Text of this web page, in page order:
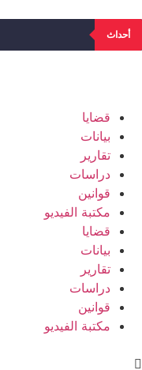
أحداث
قضايا
بيانات
تقارير
دراسات
قوانين
مكتبة الفيديو
قضايا
بيانات
تقارير
دراسات
قوانين
مكتبة الفيديو